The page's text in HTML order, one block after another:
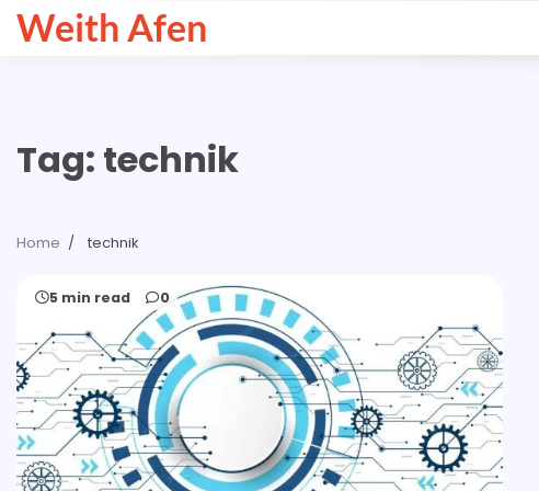
SkipWeith Afen
Tag: technik
Home technik
5 min read 0